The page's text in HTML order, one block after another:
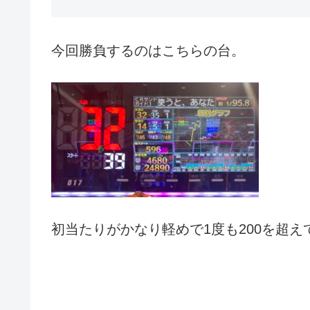
今回勝負するのはこちらの台。
初当たりがかなり軽めで1度も200を超え